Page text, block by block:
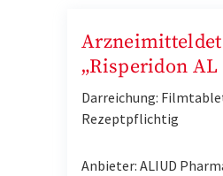
„Risperidon AL
Darreichung:
Rezeptpflichtig
Anbieter: ALIUD